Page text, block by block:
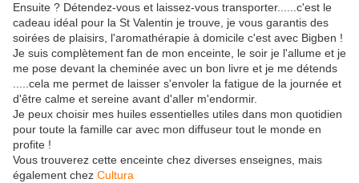
Ensuite ? Détendez-vous et laissez-vous transporter......c'est le
cadeau idéal pour la St Valentin je trouve, je vous garantis des
soirées de plaisirs, l'aromathérapie à domicile c'est avec Bigben !
Je suis complètement fan de mon enceinte, le soir je l'allume et je
me pose devant la cheminée avec un bon livre et je me détends
.....cela me permet de laisser s'envoler la fatigue de la journée et
d'être calme et sereine avant d'aller m'endormir.
Je peux choisir mes huiles essentielles utiles dans mon quotidien
pour toute la famille car avec mon diffuseur tout le monde en
profite !
Vous trouverez cette enceinte chez diverses enseignes, mais
également chez Cultura